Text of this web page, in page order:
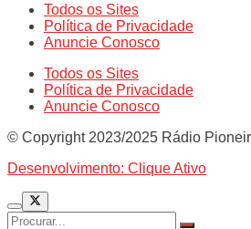
Todos os Sites
Política de Privacidade
Anuncie Conosco
Todos os Sites
Política de Privacidade
Anuncie Conosco
© Copyright 2023/2025 Rádio
Desenvolvimento: Clique Ativo